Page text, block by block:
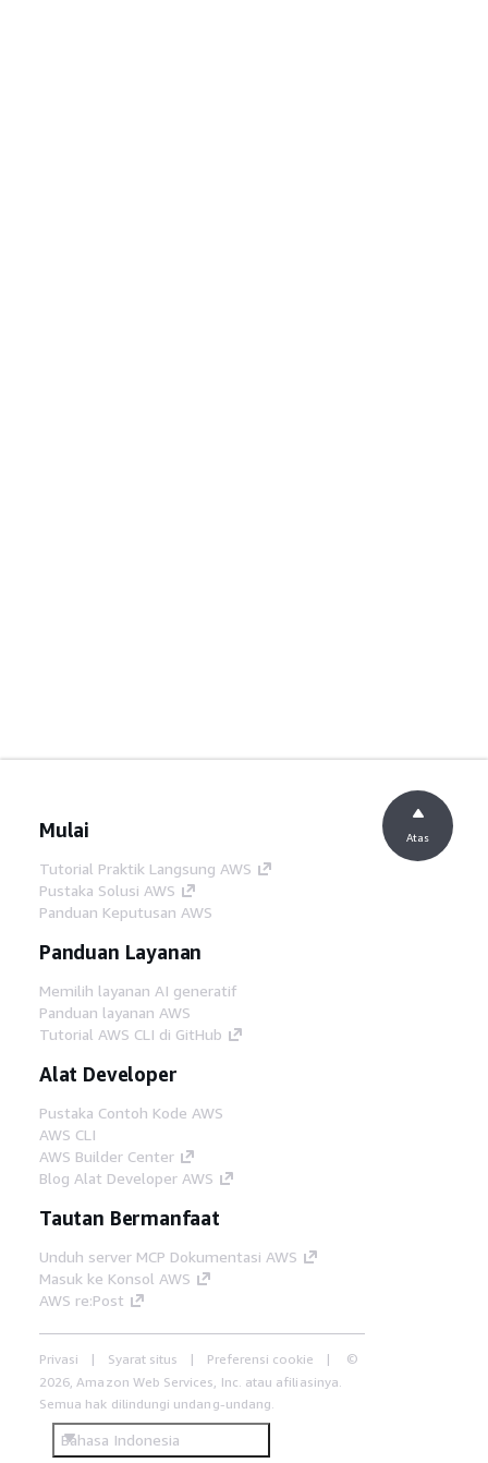
Mulai
Tutorial Praktik Langsung AWS
Pustaka Solusi AWS
Panduan Keputusan AWS
Panduan Layanan
Memilih layanan AI generatif
Panduan layanan AWS
Tutorial AWS CLI di GitHub
Alat Developer
Pustaka Contoh Kode AWS
AWS CLI
AWS Builder Center
Blog Alat Developer AWS
Tautan Bermanfaat
Unduh server MCP Dokumentasi AWS
Masuk ke Konsol AWS
AWS re:Post
Privasi Syarat situs Preferensi cookie
©
2026, Amazon Web Services, Inc. atau afiliasinya.
Semua hak dilindungi undang-undang.
Bahasa Indonesia
Atas